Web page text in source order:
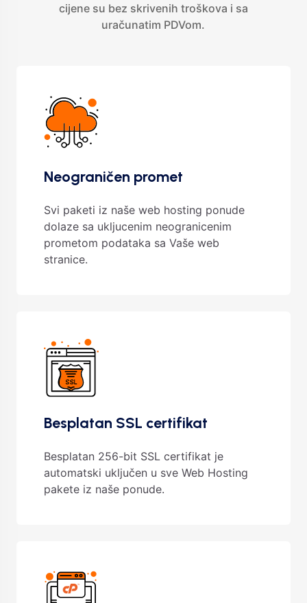
cijene su bez skrivenih troškova i sa
uračunatim PDVom.
Neograničen promet
Svi paketi iz naše web hosting ponude
dolaze sa ukljucenim neogranicenim
prometom podataka sa Vaše web
stranice.
Besplatan SSL certifikat
Besplatan 256-bit SSL certifikat je
automatski uključen u sve Web Hosting
pakete iz naše ponude.